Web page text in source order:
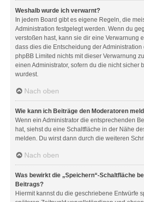
Weshalb wurde ich verwarnt?
In jedem Board gibt es eigene Regeln, die
Administration festgelegt werden. Wenn du
verstoßen hast, kann sie dir eine Verwarnung
dass dies die Entscheidung der Administration
phpBB Limited nichts mit dieser Verwarnung
einen Administrator, sofern du die nicht sicher
wurdest.
Nach oben
Wie kann ich Beiträge den Moderatoren
Wenn ein Administrator die entsprechenden
hat, siehst du eine Schaltfläche in der Nähe
melden. Du wirst dann durch die weiteren
Nach oben
Was bewirkt die „Speichern“-Schaltfläche
Beitrags?
Hiermit kannst du die geschriebene Entwürfe